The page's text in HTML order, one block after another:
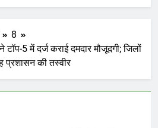
8
टॉप-5 में दर्ज कराई दमदार मौजूदगी; जिलों
प्रशासन की तस्वीर